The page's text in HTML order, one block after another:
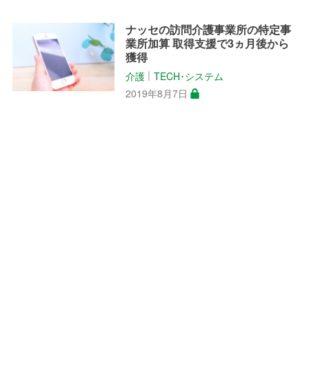
ナッセの訪問介護事業所の特定事
業所加算 取得支援で3ヵ月後から
獲得
介護 │TECH･システム
2019年8月7日